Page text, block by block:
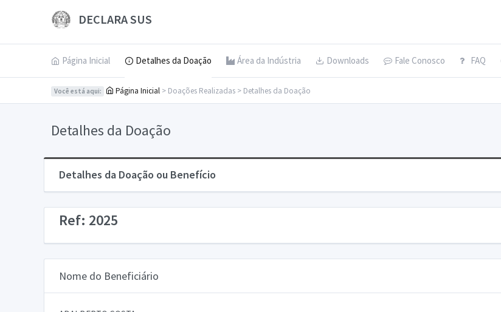
DECLARA SUS
Página Inicial Detalhes da Doação Área da Indústria Downloads Fale Conosco FAQ
Você está aqui: Página Inicial > Doações Realizadas > Detalhes da Doação
Detalhes da Doação
Detalhes da Doação ou Benefício
Ref: 2025
Nome do Beneficiário